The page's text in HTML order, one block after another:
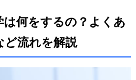
何をするの？よくあ
ど流れを解説